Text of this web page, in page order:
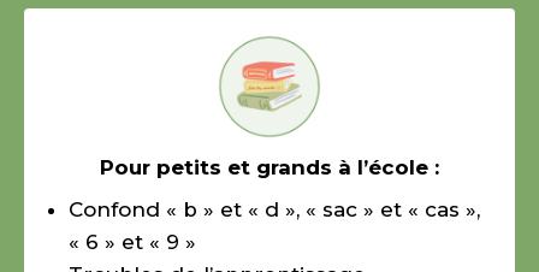
Pour petits et grands à l’école :
Confond « b » et « d », « sac » et « cas »,
« 6 » et « 9 »